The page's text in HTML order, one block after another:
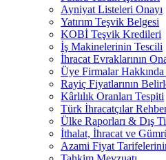
Ayniyat Listeleri Onayı
Yatırım Teşvik Belgesi
KOBİ Teşvik Kredileri
İş Makinelerinin Tescili
İhracat Evraklarının
Üye Firmalar
Rayiç Fiyatlarının
Kârlılık Oranları Tespiti
Türk İhracatçılar
Ülke Raporları & Dış
İthalat, İhracat ve
Azami Fiyat